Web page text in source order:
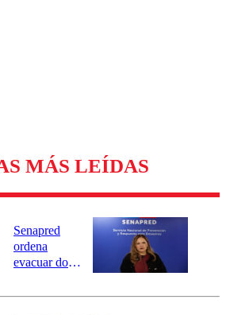
MÁS LEÍDAS
Senapred
ordena
evacuar dos
Carahue por